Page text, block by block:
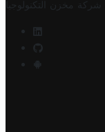
شركة مخزن التكنولوجيا